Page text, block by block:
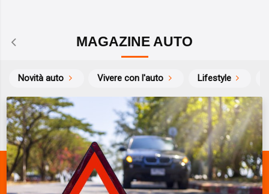
MAGAZINE AUTO
Novità auto Vivere con l'auto Lifestyle